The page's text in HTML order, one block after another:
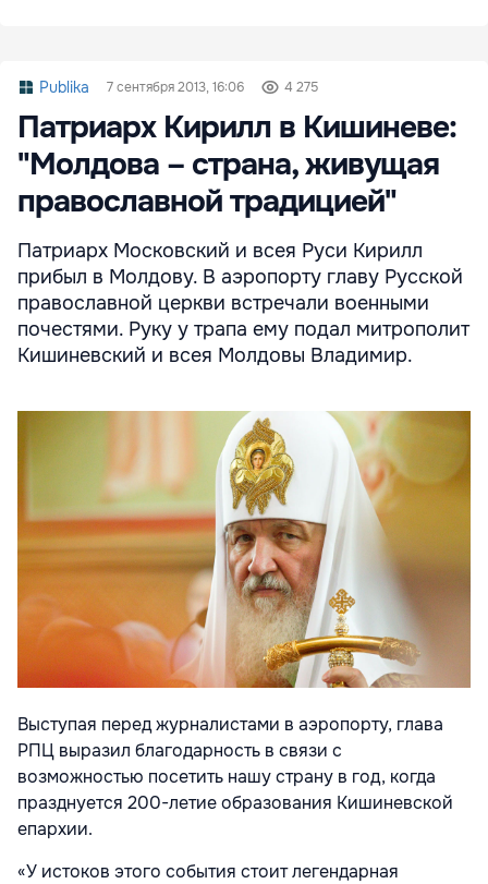
Publika 7 сентября 2013, 16:06 4 275
Патриарх Кирилл в Кишиневе:
"Молдова – страна, живущая
православной традицией"
Патриарх Московский и всея Руси Кирилл
прибыл в Молдову. В аэропорту главу Русской
православной церкви встречали военными
почестями. Руку у трапа ему подал митрополит
Кишиневский и всея Молдовы Владимир.
Выступая перед журналистами в аэропорту, глава
РПЦ выразил благодарность в связи с
возможностью посетить нашу страну в год, когда
празднуется 200-летие образования Кишиневской
епархии.
«У истоков этого события стоит легендарная